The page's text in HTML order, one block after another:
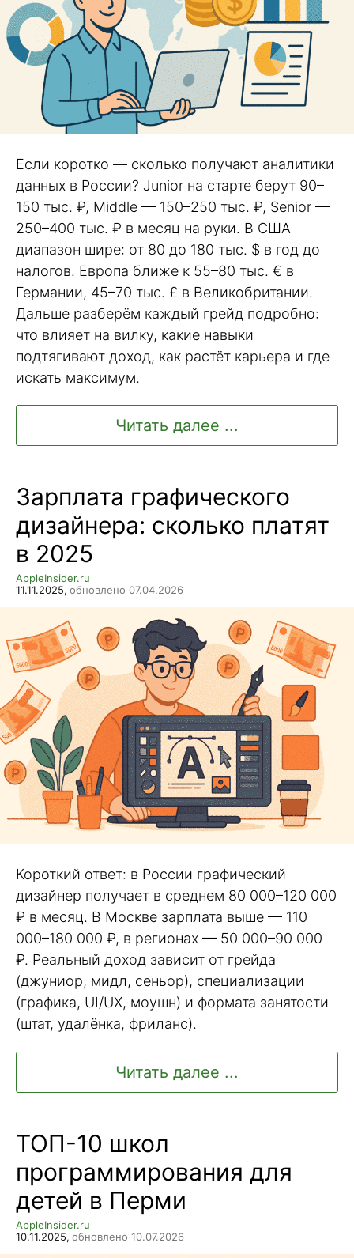
Если коротко — сколько получают аналитики
данных в России? Junior на старте берут 90–
150 тыс. ₽, Middle — 150–250 тыс. ₽, Senior —
250–400 тыс. ₽ в месяц на руки. В США
диапазон шире: от 80 до 180 тыс. $ в год до
налогов. Европа ближе к 55–80 тыс. € в
Германии, 45–70 тыс. £ в Великобритании.
Дальше разберём каждый грейд подробно:
что влияет на вилку, какие навыки
подтягивают доход, как растёт карьера и где
искать максимум.
Читать далее ...
Зарплата графического
дизайнера: сколько платят
в 2025
AppleInsider.ru
11.11.2025, обновлено 07.04.2026
Короткий ответ: в России графический
дизайнер получает в среднем 80 000–120 000
₽ в месяц. В Москве зарплата выше — 110
000–180 000 ₽, в регионах — 50 000–90 000
₽. Реальный доход зависит от грейда
(джуниор, мидл, сеньор), специализации
(графика, UI/UX, моушн) и формата занятости
(штат, удалёнка, фриланс).
Читать далее ...
ТОП-10 школ
программирования для
детей в Перми
AppleInsider.ru
10.11.2025, обновлено 10.07.2026